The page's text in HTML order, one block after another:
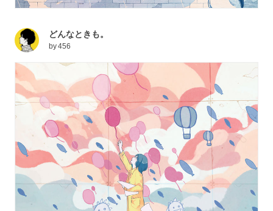
どんなときも。
by456